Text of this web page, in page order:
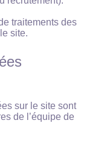
traitements des
site.
sur le site sont
de l’équipe de